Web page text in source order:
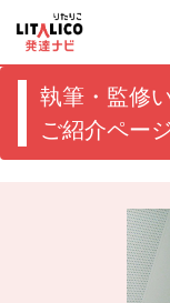
執筆・監修
ご紹介ペー